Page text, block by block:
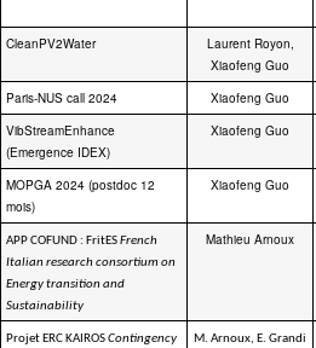
CleanPV2Water
Laurent Royon,
Xiaofeng Guo
Paris-NUS call 2024
Xiaofeng Guo
VibStreamEnhance
(Emergence IDEX)
Xiaofeng Guo
MOPGA 2024 (postdoc 12
mois)
Xiaofeng Guo
APP COFUND : FritESFrench
Italian research consortium on
Energy transition and
Sustainability
Mathieu Arnoux
Projet ERC KAIROSContingency
M. Arnoux, E. Grandi